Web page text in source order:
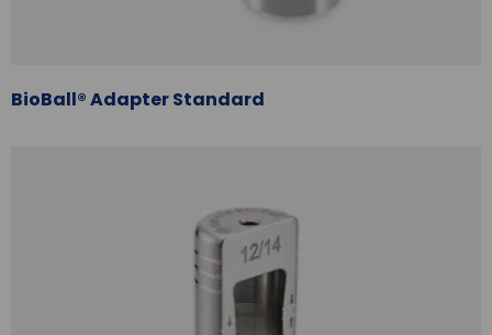
BioBall® Adapter Standard